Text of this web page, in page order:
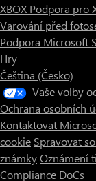
XBOX Podpora pro
Varování před
Podpora Microsoft
Hry
Čeština (Česko)
Vaše volby
Ochrana osobních
Kontaktovat
cookie Spravovat
známkyOznámení
Compliance DoCs